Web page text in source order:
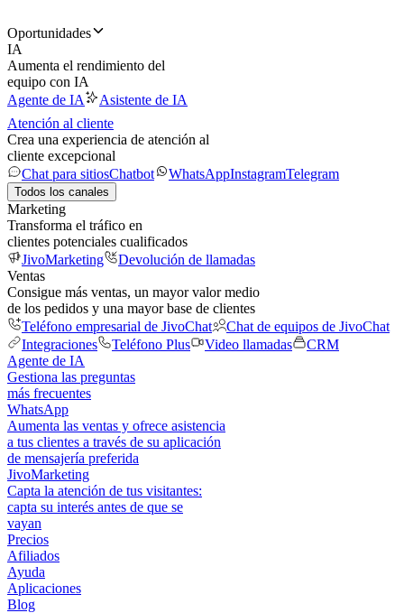
Oportunidades
IA
Aumenta el rendimiento del
equipo con IA
Agente de IA
Asistente de IA
Atención al cliente
Crea una experiencia de atención al
cliente excepcional
Chat para sitiosChatbot WhatsAppInstagramTelegram
Todos los canales
Marketing
Transforma el tráfico en
clientes potenciales cualificados
JivoMarketing
Devolución de llamadas
Ventas
Consigue más ventas, un mayor valor medio
de los pedidos y una mayor base de clientes
Teléfono empresarial de JivoChat
Chat de equipos de JivoChat
Integraciones
Teléfono Plus Video llamadas
CRM
Agente de IA
Gestiona las preguntas
más frecuentes
WhatsApp
Aumenta las ventas y ofrece asistencia
a tus clientes a través de su aplicación
de mensajería preferida
JivoMarketing
Capta la atención de tus visitantes:
capta su interés antes de que se
vayan
Precios
Afiliados
Ayuda
Aplicaciones
Blog